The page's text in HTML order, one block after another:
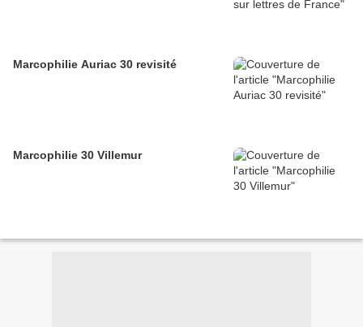
Marcophilie Auriac 30 revisité
Marcophilie 30 Villemur